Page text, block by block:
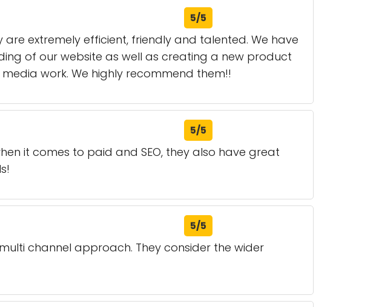
5/5
extremely efficient, friendly and talented. We have
of our website as well as creating a new product
work. We highly recommend them!!
5/5
it comes to paid and SEO, they also have great
5/5
channel approach. They consider the wider